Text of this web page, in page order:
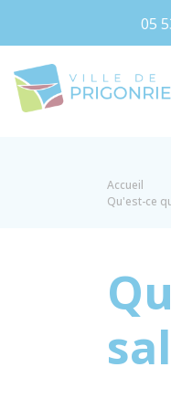
05
Accueil
Qu'est-ce